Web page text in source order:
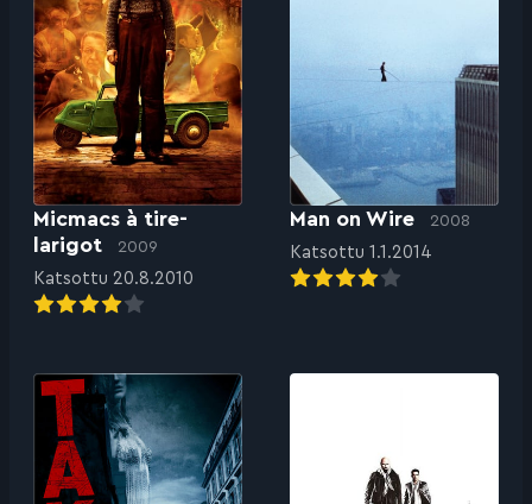
Micmacs à tire-
larigot
2009
Katsottu 20.8.2010
Man on Wire 2008
Katsottu 1.1.2014